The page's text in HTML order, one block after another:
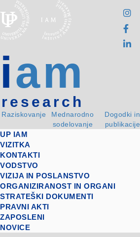
iam
research
Raziskovanje
Mednarodno
sodelovanje
Dogodki in
publikacije
UP IAM
VIZITKA
KONTAKTI
VODSTVO
VIZIJA IN POSLANSTVO
ORGANIZIRANOST IN ORGANI
STRATEŠKI DOKUMENTI
PRAVNI AKTI
ZAPOSLENI
NOVICE